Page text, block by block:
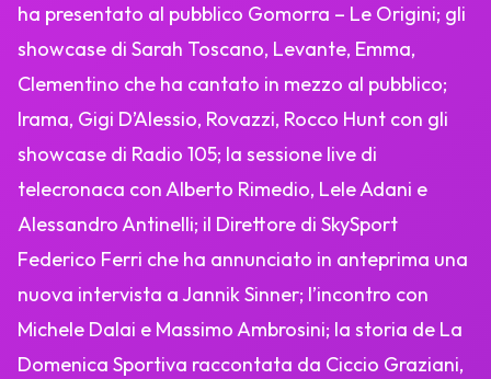
ha presentato al pubblico Gomorra – Le Origini; gli
showcase di Sarah Toscano, Levante, Emma,
Clementino che ha cantato in mezzo al pubblico;
Irama, Gigi D’Alessio, Rovazzi, Rocco Hunt con gli
showcase di Radio 105; la sessione live di
telecronaca con Alberto Rimedio, Lele Adani e
Alessandro Antinelli; il Direttore di SkySport
Federico Ferri che ha annunciato in anteprima una
nuova intervista a Jannik Sinner; l’incontro con
Michele Dalai e Massimo Ambrosini; la storia de La
Domenica Sportiva raccontata da Ciccio Graziani,